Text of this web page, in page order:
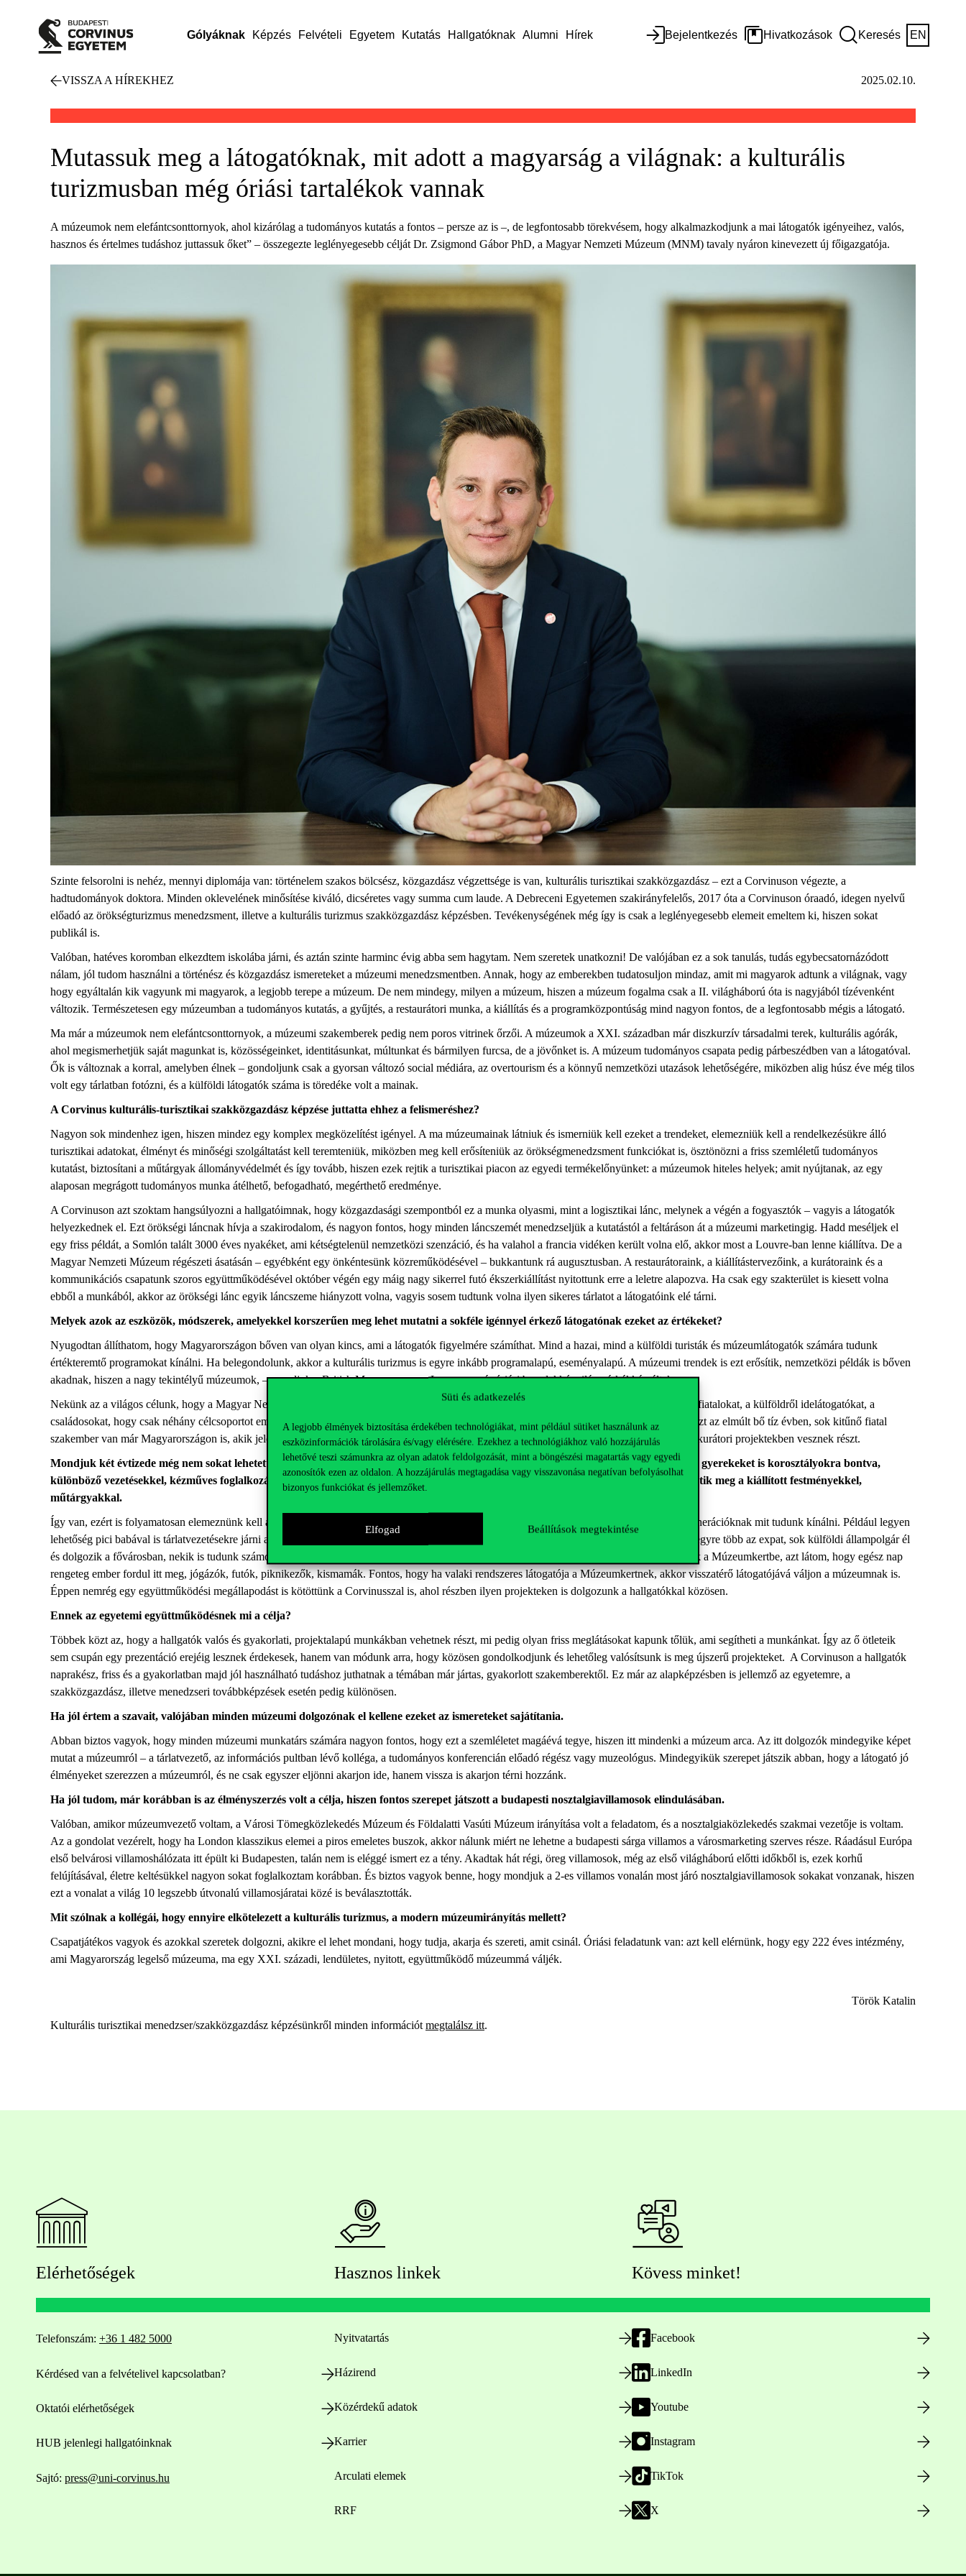
Süti és adatkezelés
A legjobb élmények biztosítása érdekében technológiákat, mint például sütiket használunk az
eszközinformációk tárolására és/vagy elérésére. Ezekhez a technológiákhoz való hozzájárulás
lehetővé teszi számunkra az olyan adatok feldolgozását, mint a böngészési magatartás vagy egyedi
azonosítók ezen az oldalon. A hozzájárulás megtagadása vagy visszavonása negatívan befolyásolhat
bizonyos funkciókat és jellemzőket.
Elfogad Beállítások megtekintése
Gólyáknak Képzés Felvételi Egyetem Kutatás Hallgatóknak Alumni Hírek Bejelentkezés Hivatkozások Keresés EN
VISSZA A HÍREKHEZ 2025.02.10.
Mutassuk meg a látogatóknak, mit adott a magyarság a világnak: a kulturális
turizmusban még óriási tartalékok vannak
A múzeumok nem elefántcsonttornyok, ahol kizárólag a tudományos kutatás a fontos – persze az is –, de legfontosabb törekvésem, hogy alkalmazkodjunk a mai látogatók igényeihez, valós,
hasznos és értelmes tudáshoz juttassuk őket” – összegezte leglényegesebb célját Dr. Zsigmond Gábor PhD, a Magyar Nemzeti Múzeum (MNM) tavaly nyáron kinevezett új főigazgatója.
Szinte felsorolni is nehéz, mennyi diplomája van: történelem szakos bölcsész, közgazdász végzettsége is van, kulturális turisztikai szakközgazdász – ezt a Corvinuson végezte, a
hadtudományok doktora. Minden oklevelének minősítése kiváló, dicséretes vagy summa cum laude. A Debreceni Egyetemen szakirányfelelős, 2017 óta a Corvinuson óraadó, idegen nyelvű
előadó az örökségturizmus menedzsment, illetve a kulturális turizmus szakközgazdász képzésben. Tevékenységének még így is csak a leglényegesebb elemeit emeltem ki, hiszen sokat
publikál is.
Valóban, hatéves koromban elkezdtem iskolába járni, és aztán szinte harminc évig abba sem hagytam. Nem szeretek unatkozni! De valójában ez a sok tanulás, tudás egybecsatornázódott
nálam, jól tudom használni a történész és közgazdász ismereteket a múzeumi menedzsmentben. Annak, hogy az emberekben tudatosuljon mindaz, amit mi magyarok adtunk a világnak, vagy
hogy egyáltalán kik vagyunk mi magyarok, a legjobb terepe a múzeum. De nem mindegy, milyen a múzeum, hiszen a múzeum fogalma csak a II. világháború óta is nagyjából tízévenként
változik. Természetesen egy múzeumban a tudományos kutatás, a gyűjtés, a restaurátori munka, a kiállítás és a programközpontúság mind nagyon fontos, de a legfontosabb mégis a látogató.
Ma már a múzeumok nem elefántcsonttornyok, a múzeumi szakemberek pedig nem poros vitrinek őrzői. A múzeumok a XXI. században már diszkurzív társadalmi terek, kulturális agórák,
ahol megismerhetjük saját magunkat is, közösségeinket, identitásunkat, múltunkat és bármilyen furcsa, de a jövőnket is. A múzeum tudományos csapata pedig párbeszédben van a látogatóval.
Ők is változnak a korral, amelyben élnek – gondoljunk csak a gyorsan változó social médiára, az overtourism és a könnyű nemzetközi utazások lehetőségére, miközben alig húsz éve még tilos
volt egy tárlatban fotózni, és a külföldi látogatók száma is töredéke volt a mainak.
A Corvinus kulturális-turisztikai szakközgazdász képzése juttatta ehhez a felismeréshez?
Nagyon sok mindenhez igen, hiszen mindez egy komplex megközelítést igényel. A ma múzeumainak látniuk és ismerniük kell ezeket a trendeket, elemezniük kell a rendelkezésükre álló
turisztikai adatokat, élményt és minőségi szolgáltatást kell teremteniük, miközben meg kell erősíteniük az örökségmenedzsment funkciókat is, ösztönözni a friss szemléletű tudományos
kutatást, biztosítani a műtárgyak állományvédelmét és így tovább, hiszen ezek rejtik a turisztikai piacon az egyedi termékelőnyünket: a múzeumok hiteles helyek; amit nyújtanak, az egy
alaposan megrágott tudományos munka átélhető, befogadható, megérthető eredménye.
A Corvinuson azt szoktam hangsúlyozni a hallgatóimnak, hogy közgazdasági szempontból ez a munka olyasmi, mint a logisztikai lánc, melynek a végén a fogyasztók – vagyis a látogatók
helyezkednek el. Ezt örökségi láncnak hívja a szakirodalom, és nagyon fontos, hogy minden láncszemét menedzseljük a kutatástól a feltáráson át a múzeumi marketingig. Hadd meséljek el
egy friss példát, a Somlón talált 3000 éves nyakéket, ami kétségtelenül nemzetközi szenzáció, és ha valahol a francia vidéken került volna elő, akkormost a Louvre-ban lenne kiállítva. De a
Magyar Nemzeti Múzeum régészeti ásatásán – egyébként egy önkéntesünk közreműködésével – bukkantunk rá augusztusban. A restaurátoraink, a kiállítástervezőink, a kurátoraink és a
kommunikációs csapatunk szoros együttműködésével október végén egy máig nagy sikerrel futó ékszerkiállítást nyitottunk erre a leletre alapozva. Ha csak egy szakterület is kiesett volna
ebből a munkából, akkor az örökségi lánc egyik láncszeme hiányzott volna, vagyis sosem tudtunk volna ilyen sikeres tárlatot a látogatóink elé tárni.
Melyek azok az eszközök, módszerek, amelyekkel korszerűen meg lehet mutatni a sokféle igénnyel érkező látogatónak ezeket az értékeket?
Nyugodtan állíthatom, hogy Magyarországon bőven van olyan kincs, ami a látogatók figyelmére számíthat. Mind a hazai, mind a külföldi turisták és múzeumlátogatók számára tudunk
értékteremtő programokat kínálni. Ha belegondolunk, akkor a kulturális turizmus is egyre inkább programalapú, eseményalapú. A múzeumi trendek is ezt erősítik, nemzetközi példák is bőven
akadnak, hiszen a nagy tekintélyű múzeumok, – mondjuk a British Museum vagy a Louvre – már óriásibrandekké, világmárkákká váltak.
Nekünk az a világos célunk, hogy a Magyar Nemzeti Múzeum is olyan szolgáltatásokat és programokat kínáljon, amelyekkel vonzani tudjuk a fiatalokat, a külföldről idelátogatókat, a
családosokat, hogy csak néhány célcsoportot említsek meg. Szóval a receptet ismerjük, magam is nagyon sok nemzetközi projektben vettem részt az elmúlt bő tíz évben, sok kitűnő fiatal
szakember van már Magyarországon is, akik jelen vannak a nemzetközi környezetben, múzeumszakmai konferenciákon szólalnak fel, külföldi kurátori projektekben vesznek részt.
Mondjuk két évtizede még nem sokat lehetett hallani a múzeumpedagógusokról, ma pedig már teljesen természetes sok helyen, hogy a gyerekeket is korosztályokra bontva,
különböző vezetésekkel, kézműves foglalkozásokkal – amelyek mondjuk életkoruknál fogva közel állnak hozzájuk – játékosan ismertetik meg a kiállított festményekkel,
műtárgyakkal.
Így van, ezért is folyamatosan elemeznünk kell a látogatók igényeit és elvárásait, tudnunk kell, hogy a különböző helyről érkező, különböző generációknak mit tudunk kínálni. Például legyen
lehetőség pici babával is tárlatvezetésekre járni anélkül, hogy ez zavarná a műtárgyakat csendben és
elemző látogatót. Budapesten egyre több az expat, sok külföldi állampolgár él
és dolgozik a fővárosban, nekik is tudunk számos nyelven komplex családi programokat is adni, nem csupán egy tárlatvezetést. Amikor
kinézek a Múzeumkertbe, azt látom, hogy egész nap
rengeteg ember fordul itt meg, jógázók, futók, piknikezők, kismamák. Fontos, hogy ha valaki rendszeres látogatója a Múzeumkertnek, akkor visszatérő látogatójává váljon a múzeumnak is.
Éppen nemrég egy együttműködési megállapodást is kötöttünk a Corvinusszal is, ahol részben ilyen projekteken is dolgozunk a hallgatókkal közösen.
Ennek az egyetemi együttműködésnek mi a célja?
Többek közt az, hogy a hallgatók valós és gyakorlati, projektalapú munkákban vehetnek részt, mi pedig olyan friss meglátásokat kapunk tőlük, ami segítheti a munkánkat. Így az ő ötleteik
sem csupán egy prezentáció erejéig lesznek érdekesek, hanem van módunk arra, hogy közösen gondolkodjunk és lehetőleg valósítsunk is meg újszerű projekteket. A Corvinuson a hallgatók
naprakész, friss és a gyakorlatban majd jól használható tudáshoz juthatnak a témában már jártas, gyakorlott szakemberektől. Ez már az alapképzésben is jellemző az egyetemre, a
szakközgazdász, illetve menedzseri továbbképzések esetén pedig különösen.
Ha jól értem a szavait, valójában minden múzeumi dolgozónak el kellene ezeket az ismereteket sajátítania.
Abban biztos vagyok, hogy minden múzeumi munkatárs számára nagyon fontos, hogy ezt a szemléletet magáévá tegye, hiszen itt mindenki a múzeum arca. Az itt dolgozók mindegyike képet
mutat a múzeumról – a tárlatvezető, az információs pultban lévő kolléga, a tudományos konferencián előadó régész vagy muzeológus. Mindegyikük szerepet játszik abban, hogy a látogató jó
élményeket szerezzen a múzeumról, és ne csak egyszer eljönni akarjon ide, hanem vissza is akarjon térni hozzánk.
Ha jól tudom, már korábban is az élményszerzés volt a célja, hiszen fontos szerepet játszott a budapesti nosztalgiavillamosok elindulásában.
Valóban, amikor múzeumvezető voltam, a Városi Tömegközlekedés Múzeum és Földalatti Vasúti Múzeum irányítása volt a feladatom, és a nosztalgiaközlekedés szakmai vezetője is voltam.
Az a gondolat vezérelt, hogy ha London klasszikus elemei a piros emeletes buszok, akkor nálunk miért ne lehetne a budapesti sárga villamos a városmarketing szerves része. Ráadásul Európa
első belvárosi villamoshálózata itt épült ki Budapesten, talán nem is eléggé ismert ez a tény. Akadtak hát régi, öreg villamosok, még az első világháború előtti időkből is, ezek korhű
felújításával, életre keltésükkel nagyon sokat foglalkoztam korábban. És biztos vagyok benne, hogy mondjuk a 2-es villamos vonalán most járó nosztalgiavillamosok sokakat vonzanak, hiszen
ezt a vonalat a világ 10 legszebb útvonalú villamosjáratai közé is beválasztották.
Mit szólnak a kollégái, hogy ennyire elkötelezett a kulturális turizmus, a modern múzeumirányítás mellett?
Csapatjátékos vagyok és azokkal szeretek dolgozni, akikre el lehet mondani, hogy tudja, akarja és szereti, amit csinál. Óriási feladatunk van: azt kell elérnünk, hogy egy 222 éves intézmény,
ami Magyarország legelső múzeuma, ma egy XXI. századi, lendületes, nyitott, együttműködő múzeummá váljék.
Török Katalin
Kulturális turisztikai menedzser/szakközgazdász képzésünkről minden információt megtalálsz itt.
Elérhetőségek
Telefonszám: +36 1 482 5000
Kérdésed van a felvételivel kapcsolatban?
Oktatói elérhetőségek
HUB jelenlegi hallgatóinknak
Sajtó: press@uni-corvinus.hu
Hasznos linkek
Nyitvatartás
Házirend
Közérdekű adatok
Karrier
Arculati elemek
RRF
Kövess minket!
Facebook
LinkedIn
Youtube
Instagram
TikTok
X